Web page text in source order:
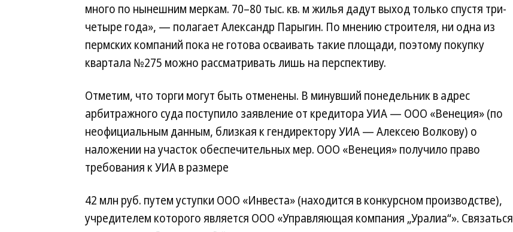
много по нынешним меркам. 70–80 тыс. кв. м жилья дадут выход только спустя три-
четыре года», — полагает Александр Парыгин. По мнению строителя, ни одна из
пермских компаний пока не готова осваивать такие площади, поэтому покупку
квартала №275 можно рассматривать лишь на перспективу.
Отметим, что торги могут быть отменены. В минувший понедельник в адрес
арбитражного суда поступило заявление от кредитора УИА — ООО «Венеция» (по
неофициальным данным, близкая к гендиректору УИА — Алексею Волкову) о
наложении на участок обеспечительных мер. ООО «Венеция» получило право
требования к УИА в размере
42 млн руб. путем уступки ООО «Инвеста» (находится в конкурсном производстве),
учредителем которого является ООО «Управляющая компания „Уралиа“». Связаться